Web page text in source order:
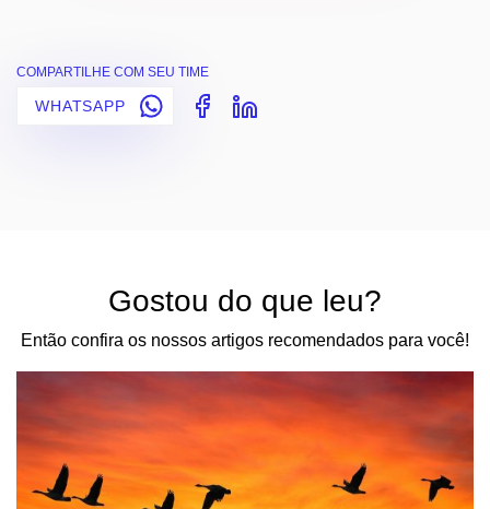
COMPARTILHE COM SEU TIME
WHATSAPP
Gostou do que leu?
Então confira os nossos artigos recomendados para você!